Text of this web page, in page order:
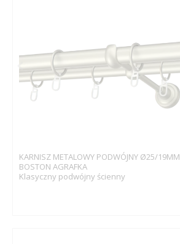
KARNISZ METALOWY PODWÓJNY Ø25/19MM
BOSTON AGRAFKA
Klasyczny podwójny ścienny